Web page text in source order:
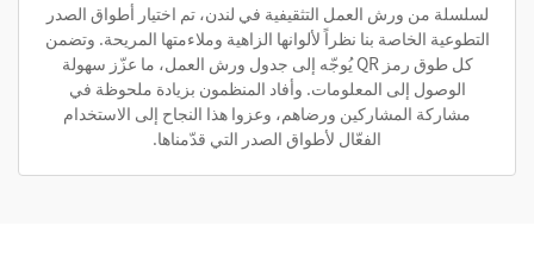
لسلسلة من ورش العمل التثقيفية في لندن، تم اختيار أطواق الصدر
التطوعية الخاصة بنا نظراً لألوانها الزاهية وملاءمتها المريحة. وتضمن
كل طوق رمز QR يُوجّه إلى جدول ورش العمل، ما عزّز سهولة
الوصول إلى المعلومات. وأفاد المنظمون بزيادة ملحوظة في
مشاركة المشاركين ورضاهم، وعزوا هذا النجاح إلى الاستخدام
الفعّال لأطواق الصدر التي قدّمناها.